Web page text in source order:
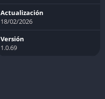
Actualización
18/02/2026
Versión
1.0.69